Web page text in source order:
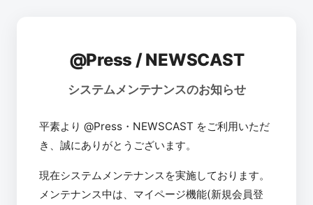
@Press / NEWSCAST
システムメンテナンスのお知らせ
平素より @Press・NEWSCAST をご利用いただ
き、誠にありがとうございます。
現在システムメンテナンスを実施しております。
メンテナンス中は、マイページ機能(新規会員登